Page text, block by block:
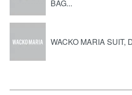
BAG...
WACKO MARIA SUIT,